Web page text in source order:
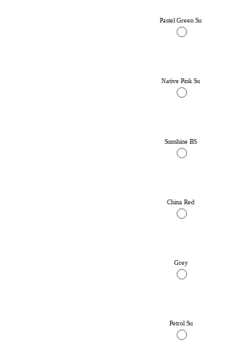
Pastel Green Su
Native Pink Su
Sunshine BS
China Red
Grey
Petrol Su